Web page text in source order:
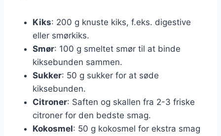
Kiks: 200 g knuste kiks, f.eks. digestive
eller smørkiks.
Smør: 100 g smeltet smør til at binde
kiksebunden sammen.
Sukker: 50 g sukker for at søde
kiksebunden.
Citroner: Saften og skallen fra 2-3 friske
citroner for den bedste smag.
Kokosmel: 50 g kokosmel for ekstra smag